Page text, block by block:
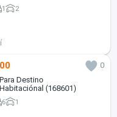
1 2
0
Destino
(168601)
6 1